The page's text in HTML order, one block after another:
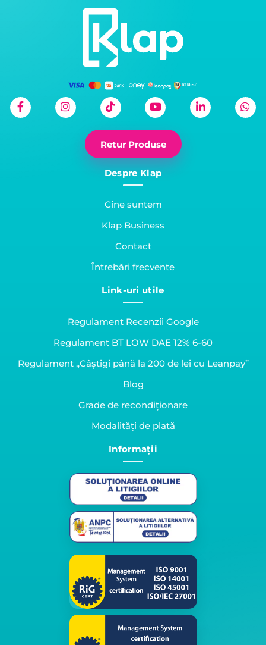
Retur Produse
Despre Klap
Cine suntem
Klap Business
Contact
Întrebări frecvente
Link-uri utile
Regulament Recenzii Google
Regulament BT LOW DAE 12% 6-60
Regulament „Câștigi până la 200 de lei cu Leanpay”
Blog
Grade de recondiționare
Modalități de plată
Informații